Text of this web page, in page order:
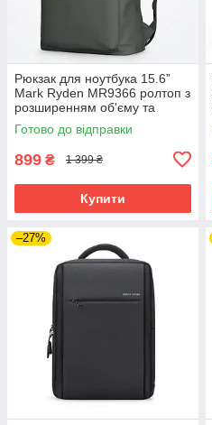
Рюкзак для ноутбука 15.6”
Mark Ryden MR9366 ролтоп з
розширенням об'єму та
захистом від вологи
(Зелений)
Готово до відправки
899 ₴ 1 399 ₴
Купити
–27%